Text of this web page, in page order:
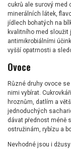
cukrů ale surový med
minerálních látek,
jídlech bohatých na
kvalitního med sloužit
antimikrobiálními
vyšší opatrnosti a
Ovoce
Různé druhy ovoce
nimi vybírat.
hroznům, datlím a
jednoduchých
dávat přednost méně
ostružinám, rybízu a
Nevhodné jsou i